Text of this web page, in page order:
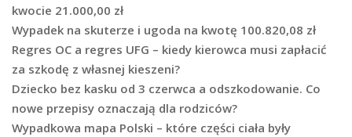
kwocie 21.000,00 zł
Wypadek na skuterze i ugoda na kwotę 100.820,08 zł
Regres OC a regres UFG – kiedy kierowca musi zapłacić
za szkodę z własnej kieszeni?
Dziecko bez kasku od 3 czerwca a odszkodowanie. Co
nowe przepisy oznaczają dla rodziców?
Wypadkowa mapa Polski – które części ciała były